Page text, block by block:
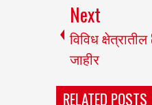
Next
विविध
जाहीर
RELATED POSTS